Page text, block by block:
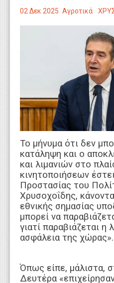
02 Δεκ 2025 Αγροτικά
Το μήνυμα ότι δεν
κατάληψη και ο
και λιμανιών στο
κινητοποιήσεων
Προστασίας του
Χρυσοχοΐδης,
εθνικής σημασίας
μπορεί να
γιατί παραβιάζεται η
ασφάλεια της χώρας».
Όπως είπε, μάλιστα,
Δευτέρα
Κυτίο Παραπόνων Πολιτών